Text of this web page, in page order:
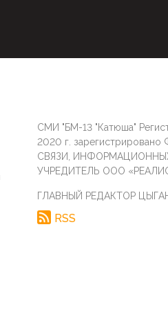
СМИ "БМ-13 "Катюша"
2020 г.
СВЯЗИ,
УЧРЕДИТЕЛЬ ООО
ГЛАВНЫЙ РЕДАКТОР
RSS